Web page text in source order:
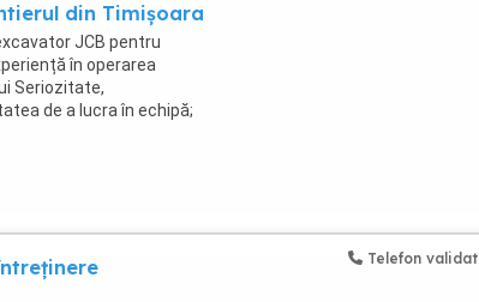
din Timișoara
JCB pentru
în operarea
Seriozitate,
de a lucra în echipă;
în muncă; Autorizațiile
Telefon validat